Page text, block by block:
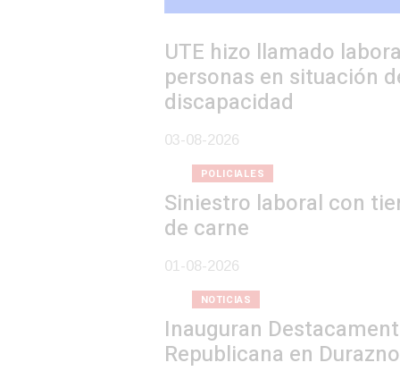
UTE hizo llamado laboral para
personas en situación de
Siniestro laboral con tiernizadora
Inauguran Destacamento de la
Republicana en Durazno